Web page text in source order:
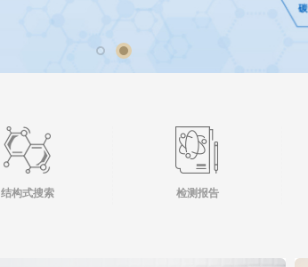
结构式搜索 检测报告